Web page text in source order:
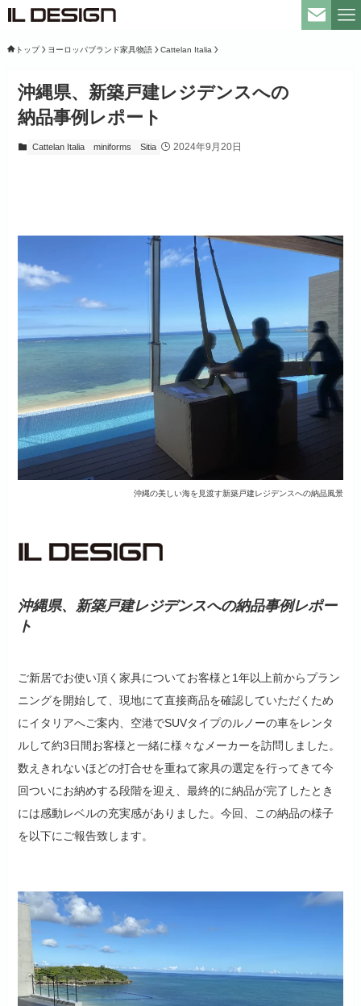
トップ ヨーロッパブランド家具物語 Cattelan Italia
沖縄県、新築戸建レジデンスへの
納品事例レポート
Cattelan Italia miniforms Sitia 2024年9月20日
沖縄の美しい海を見渡す新築戸建レジデンスへの納品風景
沖縄県、新築戸建レジデンスへの納品事例レポー
ト
ご新居でお使い頂く家具についてお客様と1年以上前からプラン
ニングを開始して、現地にて直接商品を確認していただくため
にイタリアへご案内、空港でSUVタイプのルノーの車をレンタ
ルして約3日間お客様と一緒に様々なメーカーを訪問しました。
数えきれないほどの打合せを重ねて家具の選定を行ってきて今
回ついにお納めする段階を迎え、最終的に納品が完了したとき
には感動レベルの充実感がありました。今回、この納品の様子
を以下にご報告致します。